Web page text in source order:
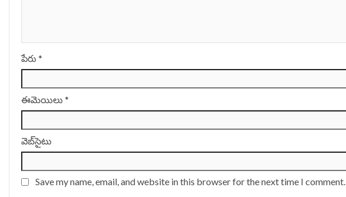
పేరు *
ఈమెయిలు *
వెబ్‌సైటు
Save my name, email, and website in this browser for the next time I comment.